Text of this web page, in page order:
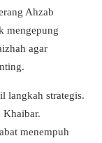
Ahzab
mengepung
agar
langkah strategis.
Khaibar.
menempuh